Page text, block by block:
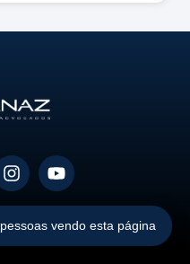
pessoas vendo esta página